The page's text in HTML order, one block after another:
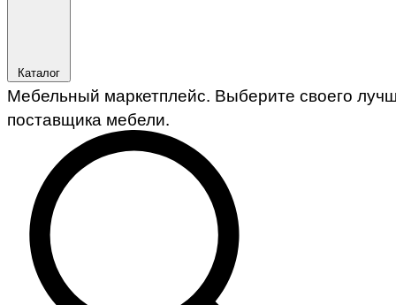
Каталог
Мебельный маркетплейс. Выберите своего
поставщика мебели.